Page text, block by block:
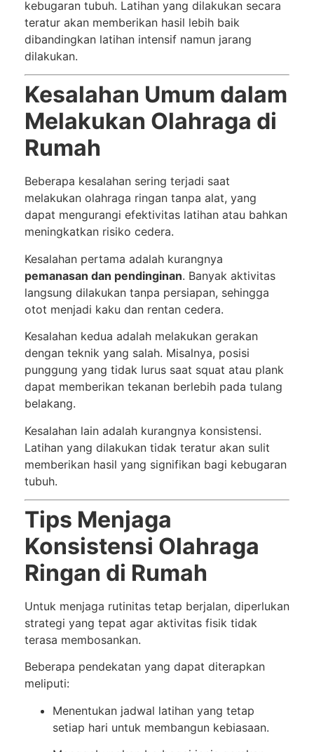
kebugaran tubuh. Latihan yang dilakukan secara
teratur akan memberikan hasil lebih baik
dibandingkan latihan intensif namun jarang
dilakukan.
Kesalahan Umum dalam
Melakukan Olahraga di
Rumah
Beberapa kesalahan sering terjadi saat
melakukan olahraga ringan tanpa alat, yang
dapat mengurangi efektivitas latihan atau bahkan
meningkatkan risiko cedera.
Kesalahan pertama adalah kurangnya
pemanasan dan pendinginan. Banyak aktivitas
langsung dilakukan tanpa persiapan, sehingga
otot menjadi kaku dan rentan cedera.
Kesalahan kedua adalah melakukan gerakan
dengan teknik yang salah. Misalnya, posisi
punggung yang tidak lurus saat squat atau plank
dapat memberikan tekanan berlebih pada tulang
belakang.
Kesalahan lain adalah kurangnya konsistensi.
Latihan yang dilakukan tidak teratur akan sulit
memberikan hasil yang signifikan bagi kebugaran
tubuh.
Tips Menjaga
Konsistensi Olahraga
Ringan di Rumah
Untuk menjaga rutinitas tetap berjalan, diperlukan
strategi yang tepat agar aktivitas fisik tidak
terasa membosankan.
Beberapa pendekatan yang dapat diterapkan
meliputi:
Menentukan jadwal latihan yang tetap
setiap hari untuk membangun kebiasaan.